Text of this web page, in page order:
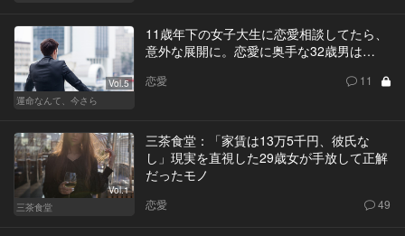
Vol.5
運命なんて、今さら
11歳年下の女子大生に恋愛相談してたら、
意外な展開に。恋愛に奥手な32歳男は…
恋愛 11
Vol.1
三茶食堂
三茶食堂：「家賃は13万5千円、彼氏な
し」現実を直視した29歳女が手放して正解
だったモノ
恋愛 49